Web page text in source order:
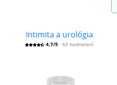
Intimita a urológia
4,7/5 · 65 hodnotení